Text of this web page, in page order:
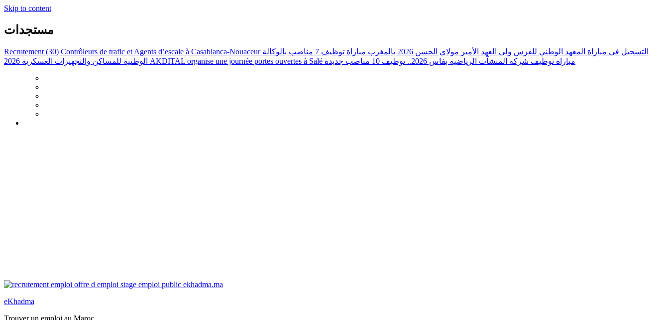
Skip to content
مستجدات
Recrutement (30) Contrôleurs de trafic et Agents d’escale à Casablanca-Nouaceur التسجيل في مباراة المعهد الوطني للفرس ولي العهد الأمير مولاي الحسن 2026 بالمغرب
مباراة توظيف 7 مناصب بالوكالة
الوطنية للمساكن والتجهيزات العسكرية 2026 AKDITAL organise une journée portes ouvertes à Salé مباراة توظيف شركة المنشآت الرياضية بفاس 2026.. توظيف 10 مناصب جديدة
eKhadma
Trouver un emploi au Maroc